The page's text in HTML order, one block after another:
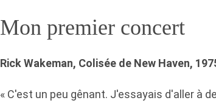
Mon premier concert
Rick Wakeman, Colisée de New Haven,
« C'est un peu gênant. J'essayais d'aller à